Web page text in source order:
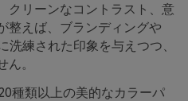
クリーンなコントラスト、意
整えば、ブランディングや
練された印象を与えつつ、
。
種類以上の美的なカラーパ